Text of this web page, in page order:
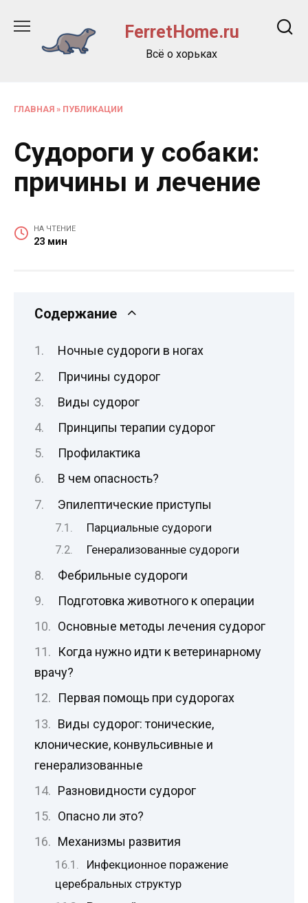
содержанию
FerretHome.ru
Всё о хорьках
ГЛАВНАЯ » ПУБЛИКАЦИИ
Судороги у собаки:
причины и лечение
НА ЧТЕНИЕ
23 мин
Содержание
Ночные судороги в ногах
Причины судорог
Виды судорог
Принципы терапии судорог
Профилактика
В чем опасность?
Эпилептические приступы
Парциальные судороги
Генерализованные судороги
Фебрильные судороги
Подготовка животного к операции
Основные методы лечения судорог
Когда нужно идти к ветеринарному
врачу?
Первая помощь при судорогах
Виды судорог: тонические,
клонические, конвульсивные и
генерализованные
Разновидности судорог
Опасно ли это?
Механизмы развития
Инфекционное поражение
церебральных структур